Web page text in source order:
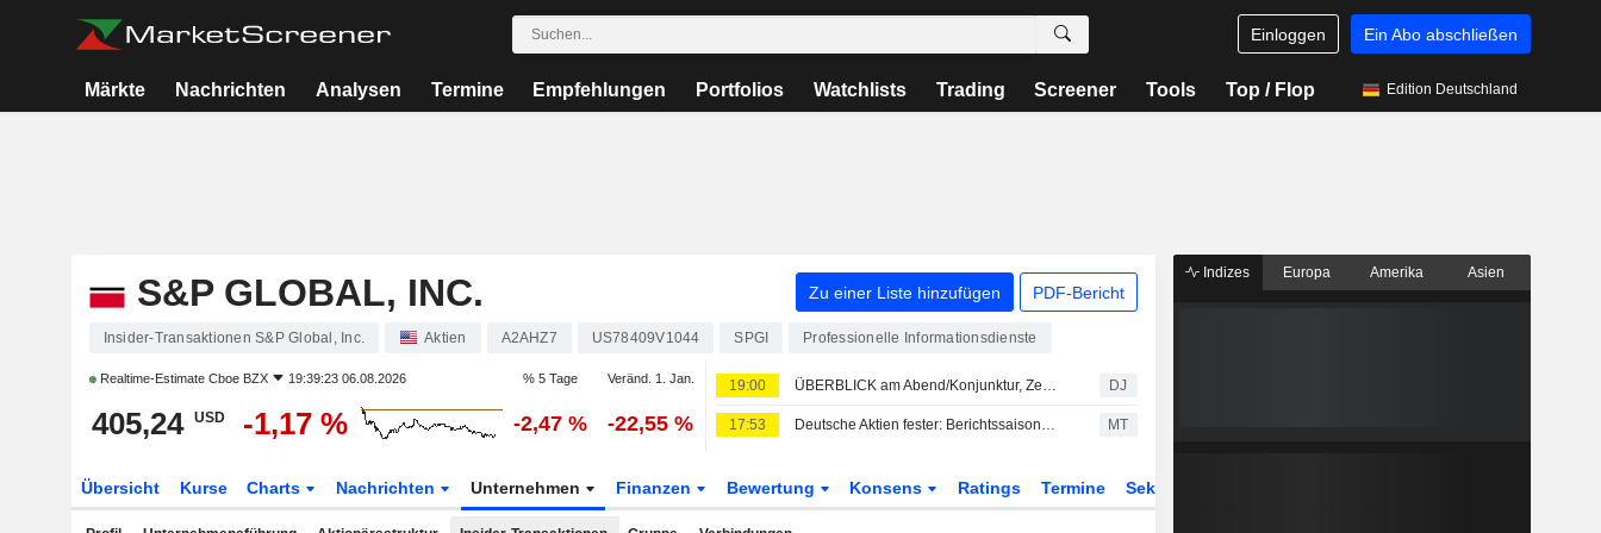
Einloggen Ein Abo abschließen
Märkte Nachrichten Analysen Termine Empfehlungen Portfolios Watchlists Trading Screener Tools Top / Flop Edition Deutschland
S&P GLOBAL, INC. Zu einer Liste hinzufügen PDF-Bericht
Insider-Transaktionen S&P Global, Inc. Aktien A2AHZ7 US78409V1044 SPGI Professionelle Informationsdienste
Realtime-Estimate Cboe BZX 19:39:23 06.08.2026 % 5 Tage Veränd. 1. Jan.
405,24 USD -1,17 % -2,47 % -22,55 %
19:00 ÜBERBLICK am Abend/Konjunktur, Zentralbanken, Politik DJ
17:53 Deutsche Aktien fester: Berichtssaison läuft weiter MT
Übersicht Kurse Charts Nachrichten Unternehmen Finanzen Bewertung Konsens Ratings Termine Sektor
Indizes Europa Amerika Asien